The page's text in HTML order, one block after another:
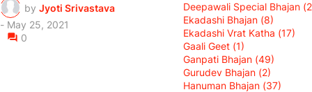
by Jyoti Srivastava
- May 25, 2021
0
Deepawali Special Bhajan
Ekadashi Bhajan (8)
Ekadashi Vrat Katha (17)
Gaali Geet (1)
Ganpati Bhajan (49)
Gurudev Bhajan (2)
Hanuman Bhajan (37)